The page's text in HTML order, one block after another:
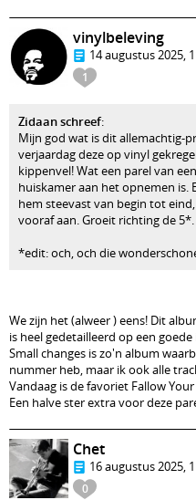
1
vinylbeleving
14 augustus 2025,
Zidaan schreef:
Mijn god wat is dit allemachtig-
verjaardag deze op vinyl
kippenvel! Wat een parel van
huiskamer aan het opnemen is.
hem steevast van begin tot
vooraf aan. Groeit richting de 5*.
*edit: och, och die
We zijn het (alweer ) eens! Dit
is heel gedetailleerd op een
Small changes is zo'n album
nummer heb, maar ik ook alle
Vandaag is de favoriet Fallow
Een halve ster extra voor deze
0
Chet
16 augustus 2025,